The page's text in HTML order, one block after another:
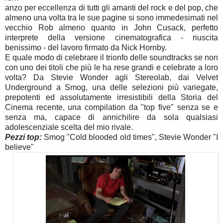
anzo per eccellenza di tutti gli amanti del rock e del pop, che
almeno una volta tra le sue pagine si sono immedesimati nel
vecchio Rob almeno quanto in John Cusack, perfetto
interprete della versione cinematografica - riuscita
benissimo - del lavoro firmato da Nick Hornby.
E quale modo di celebrare il trionfo delle soundtracks se non
con uno dei titoli che più le ha rese grandi e celebrate a loro
volta? Da Stevie Wonder agli Stereolab, dai Velvet
Underground a Smog, una delle selezioni più variegate,
prepotenti ed assolutamente irresistibili della Storia del
Cinema recente, una compilation da "top five" senza se e
senza ma, capace di annichilire da sola qualsiasi
adolescenziale scelta del mio rivale.
Pezzi top: Smog "Cold blooded old times", Stevie Wonder "I
believe"